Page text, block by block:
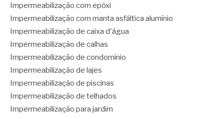
Impermeabilização com epóxi
Impermeabilização com manta asfáltica alumínio
Impermeabilização de caixa d'água
Impermeabilização de calhas
Impermeabilização de condomínio
Impermeabilização de lajes
Impermeabilização de piscinas
Impermeabilização de telhados
Impermeabilização para jardim